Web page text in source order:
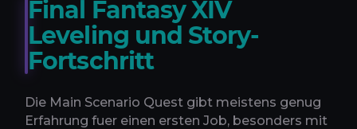
Final Fantasy XIV
Leveling und Story-
Fortschritt
Die Main Scenario Quest gibt meistens genug
Erfahrung fuer einen ersten Job, besonders mit